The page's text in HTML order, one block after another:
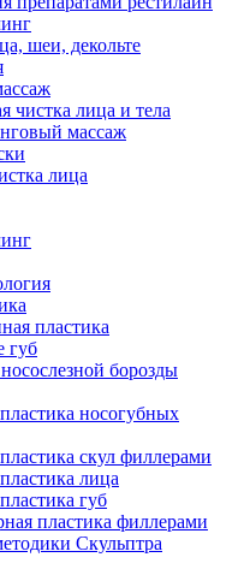
шеи, декольте
чистка лица и тела
массаж
лица
пластика
губ
борозды
носогубных
скул филлерами
лица
губ
пластика филлерами
Скульптра